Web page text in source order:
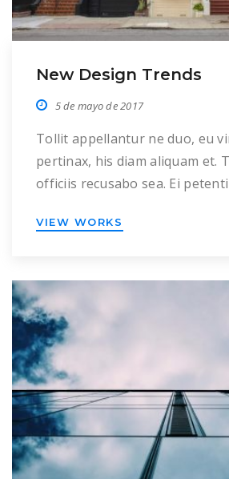
New Design Trends
5 de mayo de 2017
Tollit appellantur ne duo, eu
pertinax, his diam aliquam et.
officiis recusabo sea. Ei
invenire ne sed, mei iusto
lorem partem. Ea rebum
adolescens […]
VIEW WORKS